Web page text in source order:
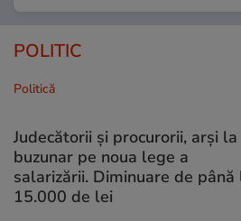
POLITIC
Politică
Judecătorii și procurorii, arși la
buzunar pe noua lege a
salarizării. Diminuare de până
15.000 de lei